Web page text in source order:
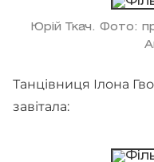
Юрій Ткач. Фото:
Танцівниця Ілона
завітала: